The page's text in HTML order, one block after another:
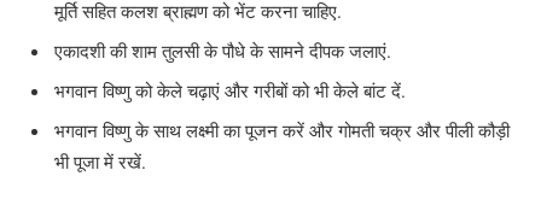
मूर्ति सहित कलश ब्राह्मण को भेंट करना चाहिए.
एकादशी की शाम तुलसी के पौधे के सामने दीपक जलाएं.
भगवान विष्णु को केले चढ़ाएं और गरीबों को भी केले बांट दें.
भगवान विष्णु के साथ लक्ष्मी का पूजन करें और गोमती चक्र और पीली कौड़ी
भी पूजा में रखें.